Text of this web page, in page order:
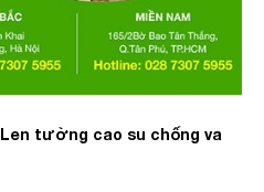
Len tường cao su chống va